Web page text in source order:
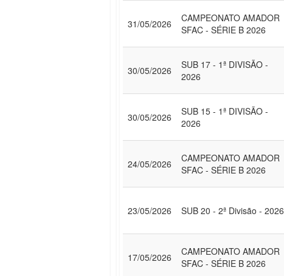
31/05/2026
CAMPEONATO AMADOR
SFAC - SÉRIE B 2026
30/05/2026
SUB 17 - 1ª DIVISÃO -
2026
30/05/2026
SUB 15 - 1ª DIVISÃO -
2026
24/05/2026
CAMPEONATO AMADOR
SFAC - SÉRIE B 2026
23/05/2026 SUB 20 - 2ª Divisão - 2026
17/05/2026
CAMPEONATO AMADOR
SFAC - SÉRIE B 2026